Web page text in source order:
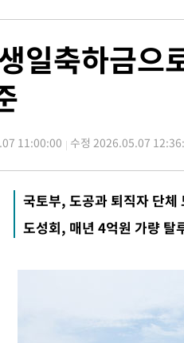
환시장 개입 관측 배경엔 美의 대한
낮 37.9도, 올여름 최고치 경신…영등
]종합특검, 대검 추가 압수수색…내란
]코스닥, 800p 회복…0.26% 오른
]원·달러 환율, 0.7원 내린 1423.8원
떨어졌다"…다누리, 스페이스X 로켓
민, 5경기 연속골 실패…LAFC는 승부
까지 39도 '펄펄'…기상청 "태풍 지나
'월드컵 탈락 후폭풍' 축구협회…11시
경찰, '홍명보는 2순위' 결론냈던 스포
보]합참 "北 발사체는 단거리탄도미
일축하금으
11:00:00 수정 2026.05.07
국토부, 도공과 퇴직자 단체
도성회, 매년 4억원 가량